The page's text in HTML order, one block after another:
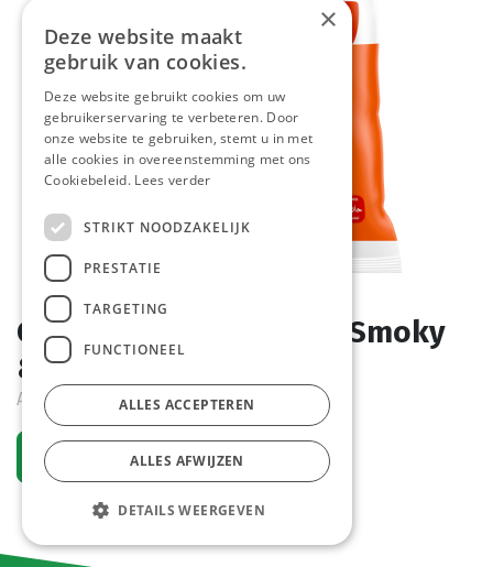
Chicken Rings Sweet & Smoky
& Crispy Goodlife 1 kg
Actief
Vraag een account aan
×
Deze website maakt
gebruik van cookies.
Deze website gebruikt cookies om uw
gebruikerservaring te verbeteren. Door
onze website te gebruiken, stemt u in met
alle cookies in overeenstemming met ons
Cookiebeleid. Lees verder
STRIKT NOODZAKELIJK
PRESTATIE
TARGETING
FUNCTIONEEL
ALLES ACCEPTEREN
ALLES AFWIJZEN
DETAILS WEERGEVEN